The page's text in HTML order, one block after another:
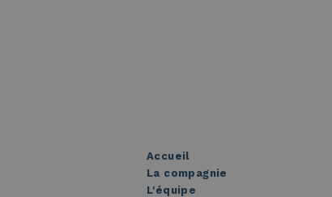
Accueil
La compagnie
L'équipe